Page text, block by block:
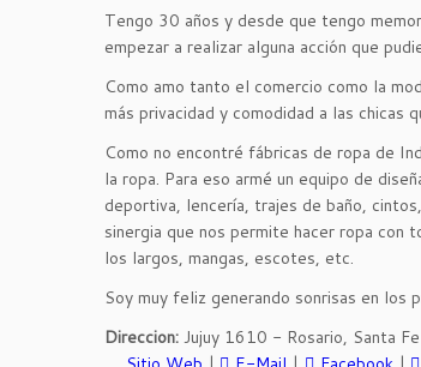
Tengo 30 años y desde que tengo
empezar a realizar alguna acción que
Como amo tanto el comercio como la
más privacidad y comodidad a las chicas
Como no encontré fábricas de ropa de
la ropa. Para eso armé un equipo de
deportiva, lencería, trajes de baño,
sinergia que nos permite hacer ropa con
los largos, mangas, escotes, etc.
Soy muy feliz generando sonrisas en los
Direccion: Jujuy 1610 - Rosario, Santa Fe